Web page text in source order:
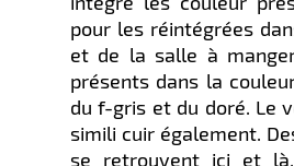
pour les réintégrées
et de la salle à
présents dans la
du f-gris et du doré. Le
simili cuir également.
se retrouvent ici et